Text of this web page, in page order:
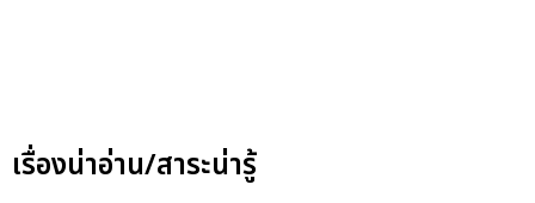
เรื่องน่าอ่าน/สาระน่ารู้